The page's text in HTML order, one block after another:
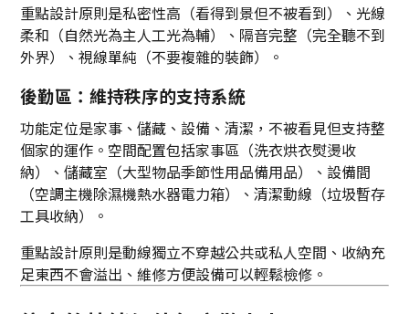
重點設計原則是私密性高（看得到景但不被看到）、光線
柔和（自然光為主人工光為輔）、隔音完整（完全聽不到
外界）、視線單純（不要複雜的裝飾）。
後勤區：維持秩序的支持系統
功能定位是家事、儲藏、設備、清潔，不被看見但支持整
個家的運作。空間配置包括家事區（洗衣烘衣熨燙收
納）、儲藏室（大型物品季節性用品備用品）、設備間
（空調主機除濕機熱水器電力箱）、清潔動線（垃圾暫存
工具收納）。
重點設計原則是動線獨立不穿越公共或私人空間、收納充
足東西不會溢出、維修方便設備可以輕鬆檢修。